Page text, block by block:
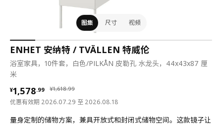
图集 尺寸 视频
ENHET 安纳特 / TVÄLLEN 特威伦
浴室家具，10件套，白色/PILKÅN 皮勒孔 水龙头，44x43x87 厘
米
¥1,618.99
¥ 1618.99
¥1,578.99
¥ 1578.99
优惠有效期 2026.07.29 至 2026.08.18
量身定制的储物方案，兼具开放式和封闭式储物空间。这款镜子让